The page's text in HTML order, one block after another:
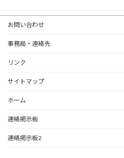
お問い合わせ
事務局・連絡先
リンク
サイトマップ
ホーム
連絡掲示板
連絡掲示板2